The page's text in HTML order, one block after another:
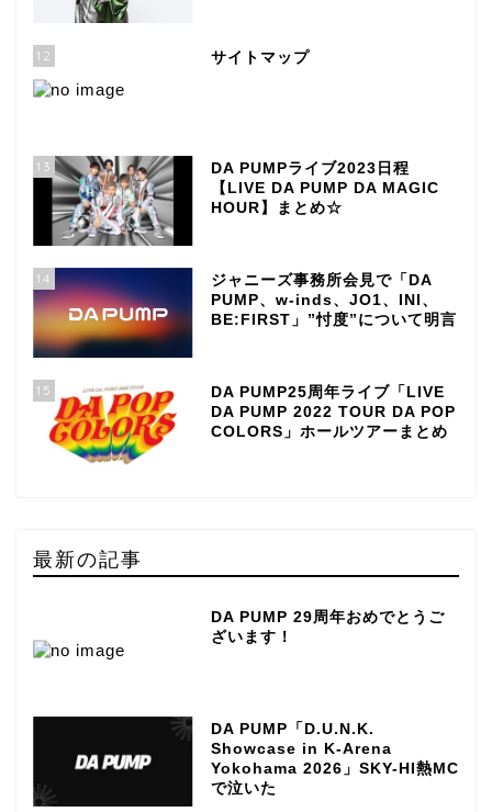
12 サイトマップ
13
DA PUMPライブ2023日程
【LIVE DA PUMP DA MAGIC
HOUR】まとめ☆
14
ジャニーズ事務所会見で「DA
PUMP、w-inds、JO1、INI、
BE:FIRST」”忖度”について明言
15
DA PUMP25周年ライブ「LIVE
DA PUMP 2022 TOUR DA POP
COLORS」ホールツアーまとめ
最新の記事
DA PUMP 29周年おめでとうご
ざいます！
DA PUMP「D.U.N.K.
Showcase in K-Arena
Yokohama 2026」SKY-HI熱MC
で泣いた